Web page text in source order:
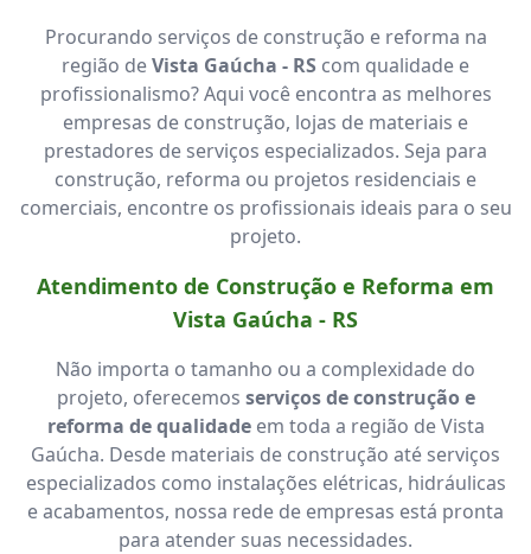
Procurando serviços de construção e reforma na
região deVista Gaúcha - RS com qualidade e
profissionalismo? Aqui você encontra as melhores
empresas de construção, lojas de materiais e
prestadores de serviços especializados. Seja para
construção, reforma ou projetos residenciais e
comerciais, encontre os profissionais ideais para o seu
projeto.
Atendimento de Construção e Reforma em
Vista Gaúcha - RS
Não importa o tamanho ou a complexidade do
projeto, oferecemos serviços de construção e
reforma de qualidadeem toda a região de Vista
Gaúcha. Desde materiais de construção até serviços
especializados como instalações elétricas, hidráulicas
e acabamentos, nossa rede de empresas está pronta
para atender suas necessidades.